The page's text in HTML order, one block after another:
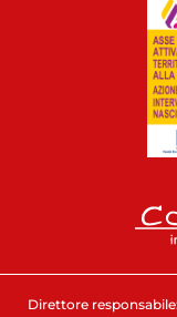
Direttore